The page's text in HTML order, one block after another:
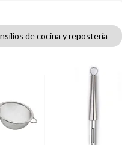
de cocina y repostería
Cubiertos